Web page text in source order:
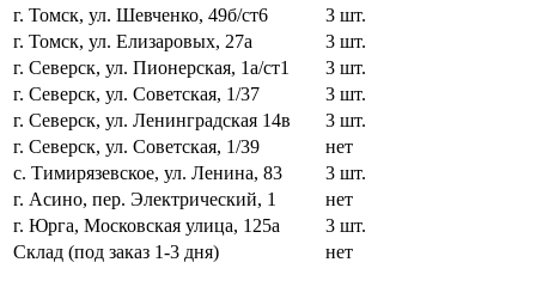
г. Томск, ул. Шевченко, 49б/ст6
3 шт.
г. Томск, ул. Елизаровых, 27а
3 шт.
г. Северск, ул. Пионерская, 1а/ст1
3 шт.
г. Северск, ул. Советская, 1/37
3 шт.
г. Северск, ул. Ленинградская 14в
3 шт.
г. Северск, ул. Советская, 1/39
нет
с. Тимирязевское, ул. Ленина, 83
3 шт.
г. Асино, пер. Электрический, 1
нет
г. Юрга, Московская улица, 125а
3 шт.
Склад (под заказ 1-3 дня)
нет